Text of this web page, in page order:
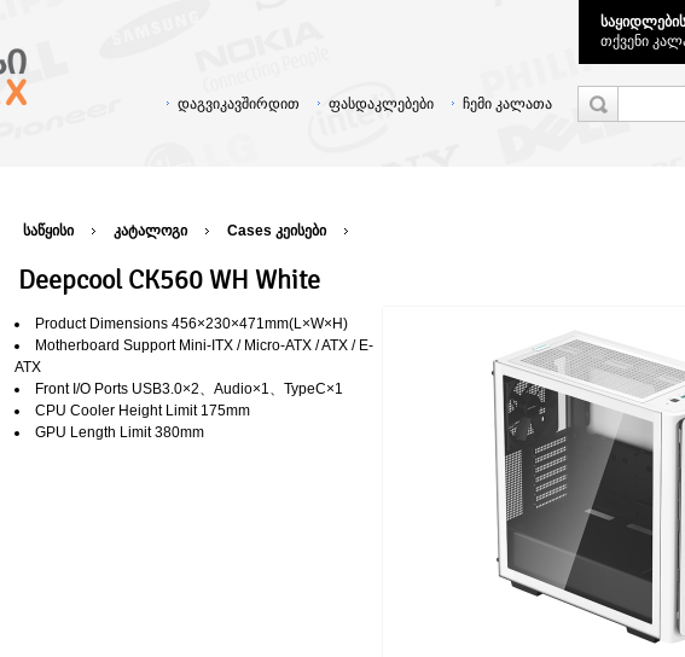
თქვენი
ჩემი კალათა
ფასდაკლებები
დაგვიკავშირდით
საწყისი კატალოგი Cases კეისები
Deepcool CK560 WH White
Product Dimensions 456×230×471mm(L×W×H)
Motherboard Support Mini-ITX / Micro-ATX / ATX / E-
ATX
Front I/O Ports USB3.0×2、Audio×1、TypeC×1
CPU Cooler Height Limit 175mm
GPU Length Limit 380mm